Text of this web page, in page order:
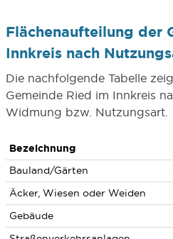
Flächenaufteilung der
Innkreis nach
Die nachfolgende Tabelle
Gemeinde Ried im Innkreis
Widmung bzw. Nutzungsart.
Bezeichnung
Bauland/Gärten
Äcker, Wiesen oder Weiden
Gebäude